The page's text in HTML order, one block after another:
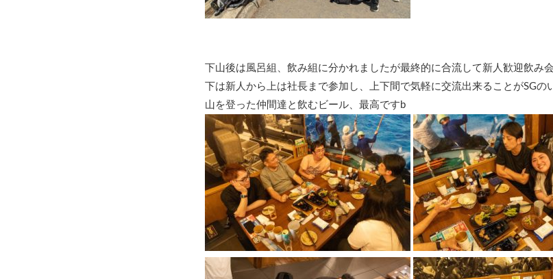
下山後は風呂組、飲み組に分かれましたが最終的に合流して新人歓迎飲み
下は新人から上は社長まで参加し、上下間で気軽に交流出来ることがSGの
山を登った仲間達と飲むビール、最高ですb